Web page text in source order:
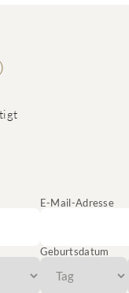
E-Mail-Adresse
Geburtsdatum